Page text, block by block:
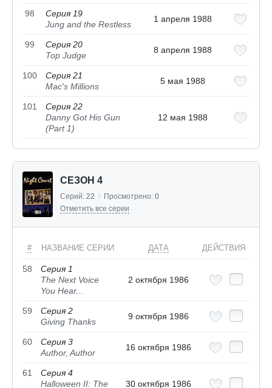
98
Серия 19
Jung and the Restless
1 апреля 1988
99
Серия 20
Top Judge
8 апреля 1988
100
Серия 21
Mac's Millions
5 мая 1988
101
Серия 22
Danny Got His Gun
(Part 1)
12 мая 1988
СЕЗОН 4
Серий: 22 / Просмотрено: 0
Отметить все серии
# НАЗВАНИЕ СЕРИИ ДАТА ДЕЙСТВИЯ
58
Серия 1
The Next Voice
You Hear...
2 октября 1986
59
Серия 2
Giving Thanks
9 октября 1986
60
Серия 3
Author, Author
16 октября 1986
61
Серия 4
Halloween II: The
30 октября 1986